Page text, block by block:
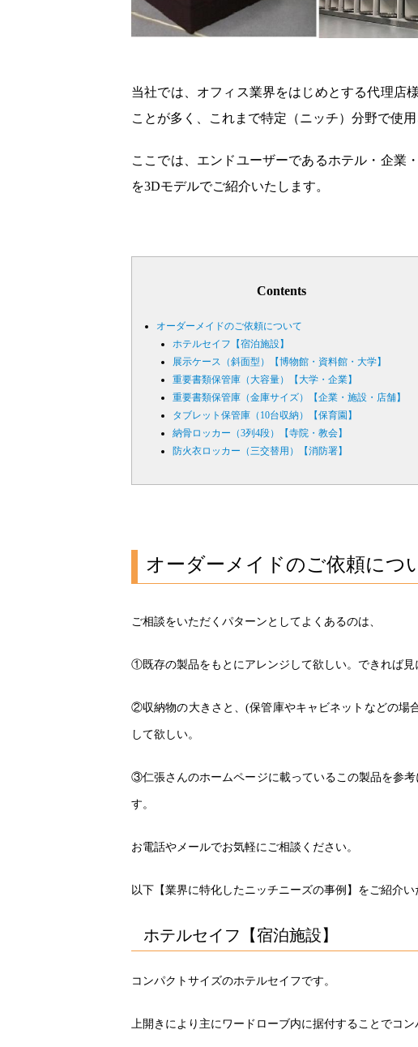
当社では、オフィス業界をはじめとする代理店
ことが多く、これまで特定（ニッチ）分野で使
ここでは、エンドユーザーであるホテル・企業
を3Dモデルでご紹介いたします。
Contents
オーダーメイドのご依頼について
ホテルセイフ【宿泊施設】
展示ケース（斜面型）【博物館・資料館・大学】
重要書類保管庫（大容量）【大学・企業】
重要書類保管庫（金庫サイズ）【企業・施設・店舗】
タブレット保管庫（10台収納）【保育園】
納骨ロッカー（3列4段）【寺院・教会】
防火衣ロッカー（三交替用）【消防署】
オーダーメイドのご依頼につ
ご相談をいただくパターンとしてよくあるのは、
①既存の製品をもとにアレンジして欲しい。できれば見
②収納物の大きさと、(保管庫やキャビネットなどの場
して欲しい。
③仁張さんのホームページに載っているこの製品を参
す。
お電話やメールでお気軽にご相談ください。
以下【業界に特化したニッチニーズの事例】をご紹介い
ホテルセイフ【宿泊施設】
コンパクトサイズのホテルセイフです。
上開きにより主にワードローブ内に据付することでコン